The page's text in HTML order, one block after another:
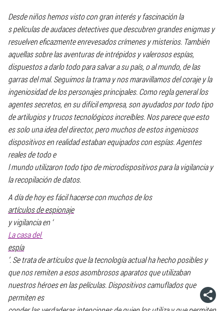
Desde niños hemos visto con gran interés y fascinación la
s películas de audaces detectives que descubren grandes enigmas y
resuelven eficazmente enrevesados crímenes y misterios. También
aquellas sobre las aventuras de intrépidos y valerosos espías,
dispuestos a darlo todo para salvar a su país, o al mundo, de las
garras del mal. Seguimos la trama y nos maravillamos del coraje y la
ingeniosidad de los personajes principales. Como regla general los
agentes secretos, en su difícil empresa, son ayudados por todo tipo
de artilugios y trucos tecnológicos increíbles. Nos parece que esto
es solo una idea del director, pero muchos de estos ingeniosos
dispositivos en realidad estaban equipados con espías. Agentes
reales de todo e
l mundo utilizaron todo tipo de microdispositivos para la vigilancia y
la recopilación de datos.
A día de hoy es fácil hacerse con muchos de los
artículos de espionaje
y vigilancia en ‘
La casa del
espía
’. Se trata de artículos que la tecnología actual ha hecho posibles y
que nos remiten a esos asombrosos aparatos que utilizaban
nuestros héroes en las películas. Dispositivos camuflados que
permiten es